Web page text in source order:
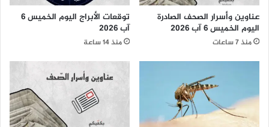
عناوين وأسرار الصحف الصادرة
اليوم الخميس 6 آب 2026
منذ 7 ساعات
توقعات الأبراج اليوم الخميس 6
آب 2026
منذ 14 ساعة